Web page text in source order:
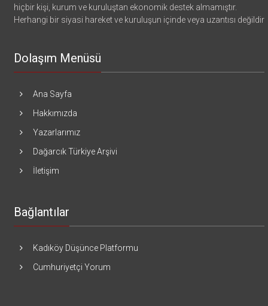
hiçbir kişi, kurum ve kuruluştan ekonomik destek almamıştır.
Herhangi bir siyasi hareket ve kuruluşun içinde veya uzantısı değildir
Dolaşım Menüsü
Ana Sayfa
Hakkımızda
Yazarlarımız
Dağarcık Türkiye Arşivi
İletişim
Bağlantılar
Kadıköy Düşünce Platformu
Cumhuriyetçi Yorum